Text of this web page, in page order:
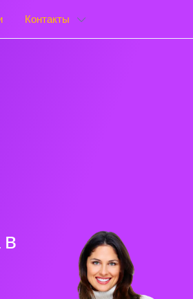
Контакты